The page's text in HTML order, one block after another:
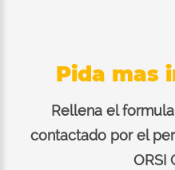
Pida mas
Rellena el
contactado por el
ORSI